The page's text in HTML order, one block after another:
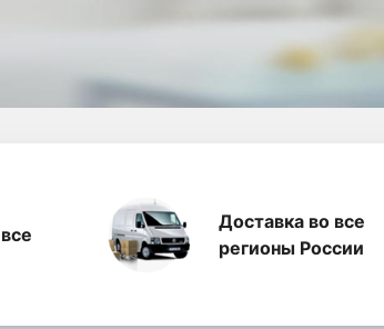
Доставка во все
регионы России